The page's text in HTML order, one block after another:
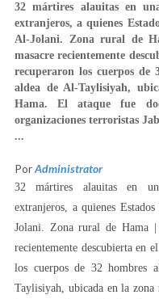
32 mártires alauitas en
extranjeros, a quienes
Al-Jolani. Zona rural de
masacre recientemente
recuperaron los cuerpos de
aldea de Al-Taylisiyah,
Hama. El ataque fue
organizaciones terroristas
...
PorAdministrator
32 mártires alauitas en
extranjeros, a quienes
Jolani. Zona rural de Hama
recientemente descubierta en
los cuerpos de 32 hombres
Taylisiyah, ubicada en la